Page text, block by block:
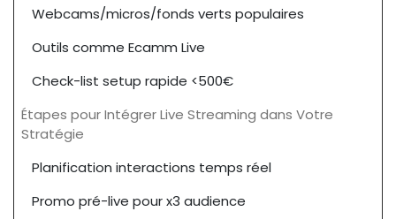
Webcams/micros/fonds verts populaires
Outils comme Ecamm Live
Check-list setup rapide <500€
Étapes pour Intégrer Live Streaming dans Votre
Stratégie
Planification interactions temps réel
Promo pré-live pour x3 audience